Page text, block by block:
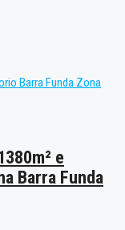
e
Barra Funda